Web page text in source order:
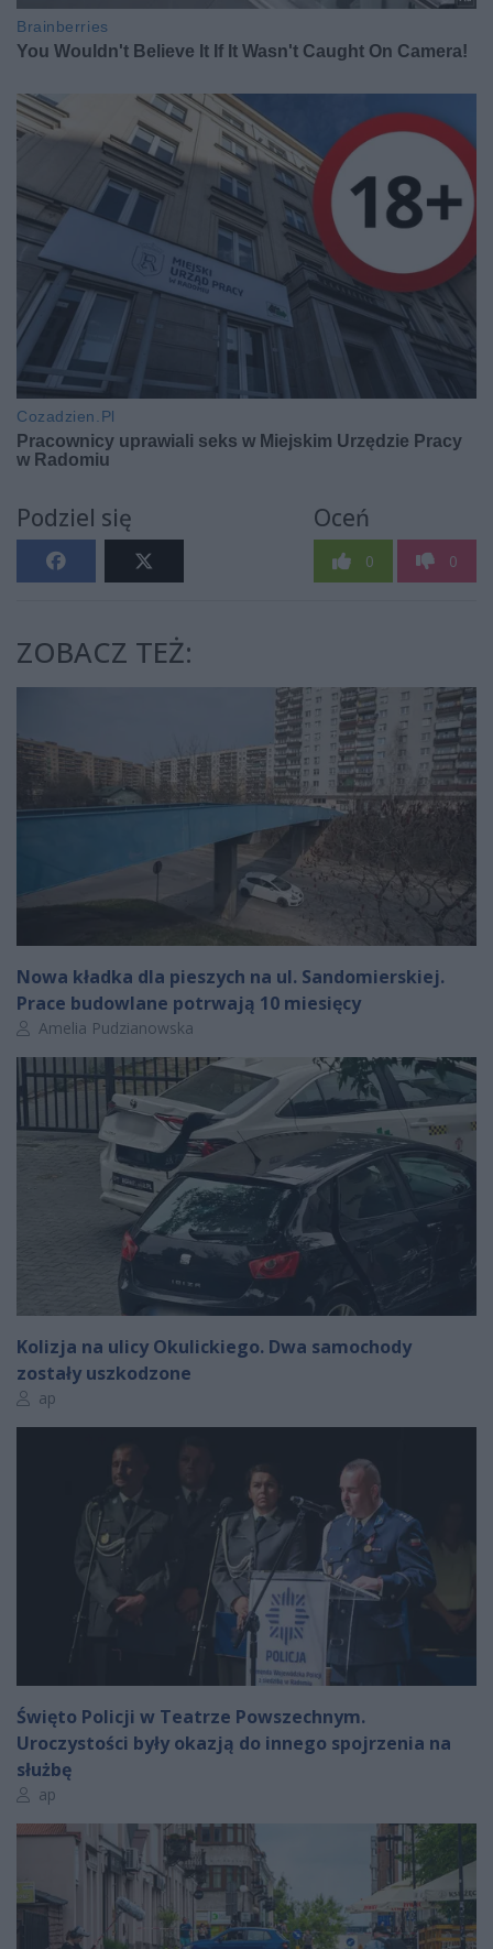
Podziel się Oceń
0 0
ZOBACZ TEŻ:
Nowa kładka dla pieszych na ul. Sandomierskiej.
Prace budowlane potrwają 10 miesięcy
Autor artykułu:
Amelia Pudzianowska
Kolizja na ulicy Okulickiego. Dwa samochody
zostały uszkodzone
Autor artykułu:
ap
Święto Policji w Teatrze Powszechnym.
Uroczystości były okazją do innego spojrzenia na
służbę
Autor artykułu:
ap